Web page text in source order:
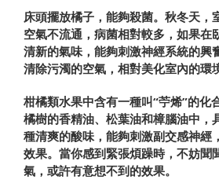
床頭擺放橘子，能夠殺菌。秋冬天，
空氣不流通，病菌相對較多，如果在
清新的氣味，能夠刺激神經系統的興
清除污濁的空氣，相對美化室內的環境
柑橘類水果中含有一種叫“苧烯”的化
橘樹的香精油、松葉油和樟腦油中，
種清爽的酸味，能夠刺激副交感神經
效果。當你感到緊張煩躁時，不妨聞
氣，或許有意想不到的效果。